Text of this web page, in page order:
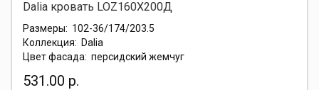
Dalia кровать LOZ160X200Д
Размеры: 102-36/174/203.5
Коллекция: Dalia
Цвет фасада: персидский жемчуг
531.00 р.